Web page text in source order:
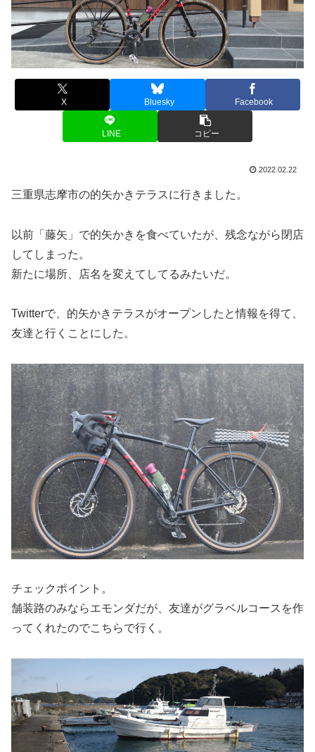
X Bluesky Facebook
LINE コピー
2022.02.22
三重県志摩市の的矢かきテラスに行きました。
以前「藤矢」で的矢かきを食べていたが、残念ながら閉店
してしまった。
新たに場所、店名を変えてしてるみたいだ。
Twitterで、的矢かきテラスがオープンしたと情報を得て、
友達と行くことにした。
チェックポイント。
舗装路のみならエモンダだが、友達がグラベルコースを作
ってくれたのでこちらで行く。